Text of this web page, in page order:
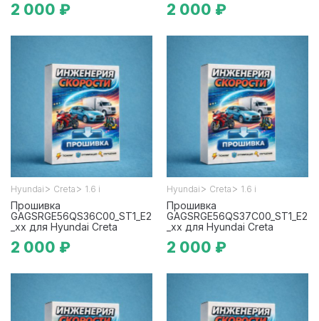
2 000 ₽ 2 000 ₽
Hyundai > Creta > 1.6 i
Прошивка
GAGSRGE56QS36C00_ST1_E2
_xx для Hyundai Creta
2 000 ₽
Hyundai > Creta > 1.6 i
Прошивка
GAGSRGE56QS37C00_ST1_E2
_xx для Hyundai Creta
2 000 ₽